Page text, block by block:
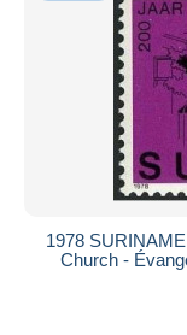
1978
Church -